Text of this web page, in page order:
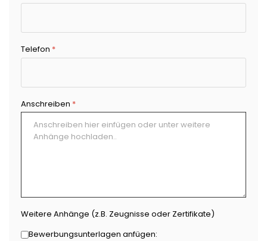
Telefon *
Anschreiben *
Weitere Anhänge (z.B. Zeugnisse oder Zertifikate)
Bewerbungsunterlagen anfügen: